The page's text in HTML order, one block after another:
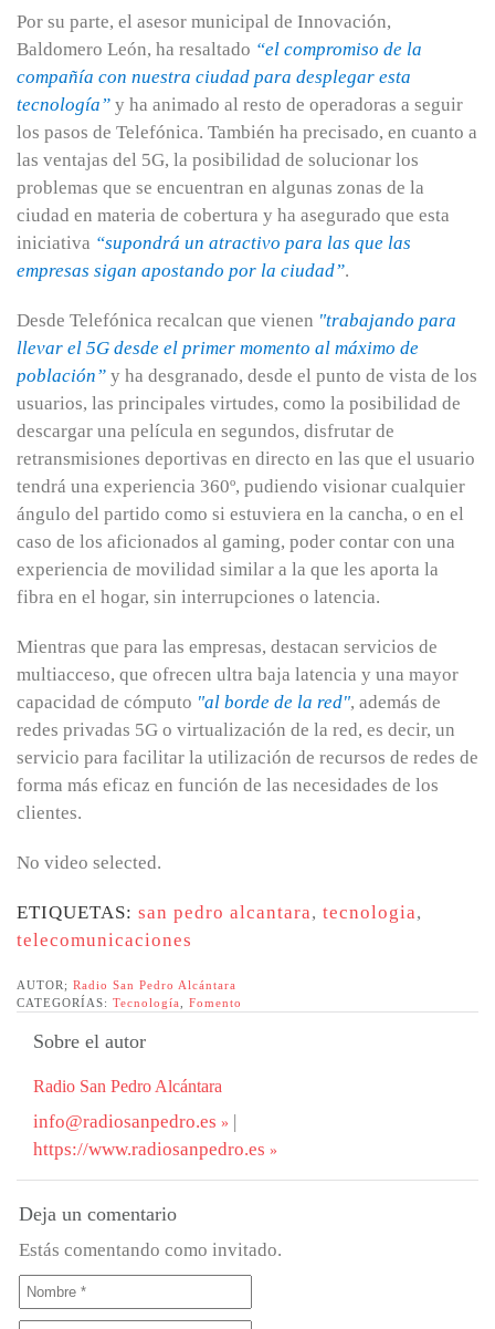
Por su parte, el asesor municipal de Innovación,
Baldomero León, ha resaltado “el compromiso de la
compañía con nuestra ciudad para desplegar esta
tecnología” y ha animado al resto de operadoras a seguir
los pasos de Telefónica. También ha precisado, en cuanto a
las ventajas del 5G, la posibilidad de solucionar los
problemas que se encuentran en algunas zonas de la
ciudad en materia de cobertura y ha asegurado que esta
iniciativa “supondrá un atractivo para las que las
empresas sigan apostando por la ciudad”.
Desde Telefónica recalcan que vienen "trabajando para
llevar el 5G desde el primer momento al máximo de
población” y ha desgranado, desde el punto de vista de los
usuarios, las principales virtudes, como la posibilidad de
descargar una película en segundos, disfrutar de
retransmisiones deportivas en directo en las que el usuario
tendrá una experiencia 360º, pudiendo visionar cualquier
ángulo del partido como si estuviera en la cancha, o en el
caso de los aficionados al gaming, poder contar con una
experiencia de movilidad similar a la que les aporta la
fibra en el hogar, sin interrupciones o latencia.
Mientras que para las empresas, destacan servicios de
multiacceso, que ofrecen ultra baja latencia y una mayor
capacidad de cómputo "al borde de la red", además de
redes privadas 5G o virtualización de la red, es decir, un
servicio para facilitar la utilización de recursos de redes de
forma más eficaz en función de las necesidades de los
clientes.
No video selected.
ETIQUETAS: san pedro alcantara, tecnologia,
telecomunicaciones
AUTOR; Radio San Pedro Alcántara
CATEGORÍAS: Tecnología Fomento
Sobre el autor
Radio San Pedro Alcántara
info@radiosanpedro.es
|
https://www.radiosanpedro.es
Deja un comentario
Estás comentando como invitado.